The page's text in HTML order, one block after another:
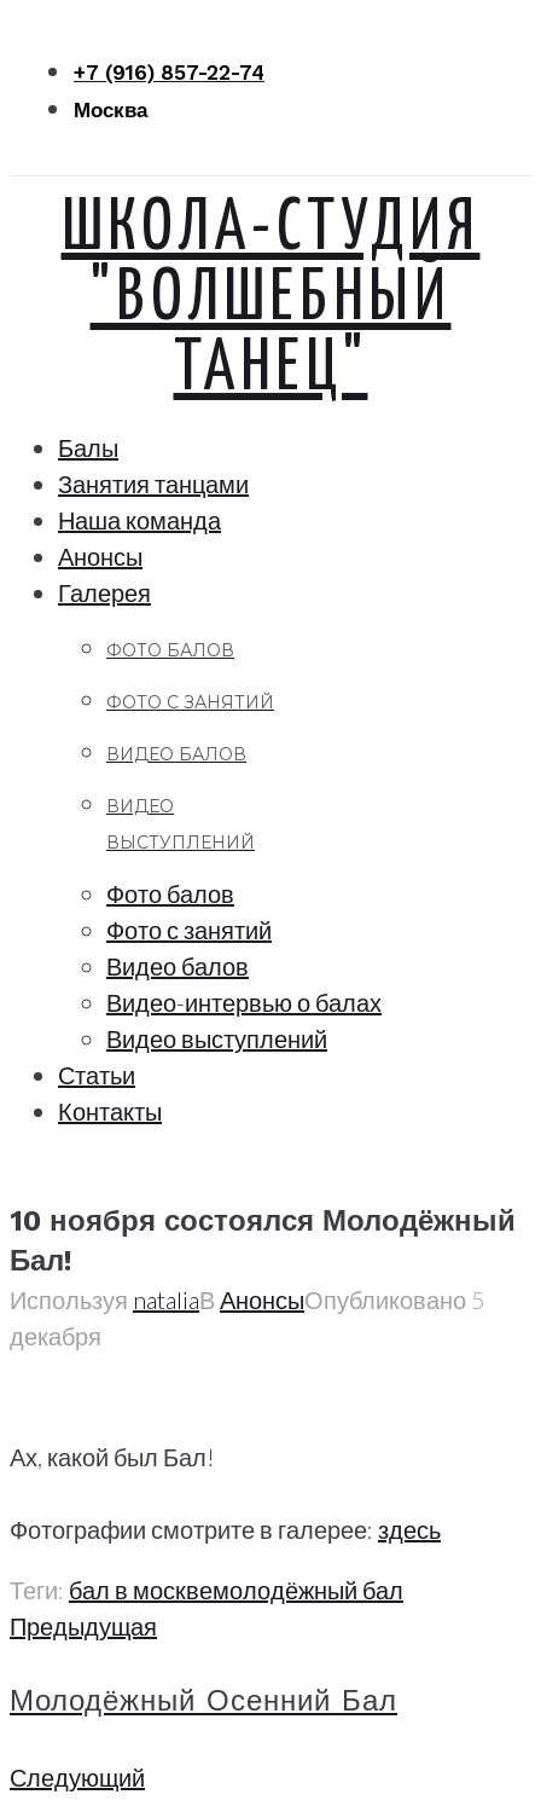
контенту
+7 (916) 857-22-74
Москва
ШКОЛА-СТУДИЯ
"ВОЛШЕБНЫЙ
ТАНЕЦ"
Балы
Занятия танцами
Наша команда
Анонсы
Галерея
ФОТО БАЛОВ
ФОТО С ЗАНЯТИЙ
ВИДЕО БАЛОВ
ВИДЕО
ВЫСТУПЛЕНИЙ
Фото балов
Фото с занятий
Видео балов
Видео-интервью о балах
Видео выступлений
Статьи
Контакты
10 ноября состоялся Молодёжный
Бал!
Используя nataliaВ АнонсыОпубликовано 5
декабря
Ах, какой был Бал!
Фотографии смотрите в галерее: здесь
Теги: бал в москвемолодёжный бал
Навигация
записям
Предыдущая
Предыдущая
Молодёжный Осенний Бал
Следующий
Следующий